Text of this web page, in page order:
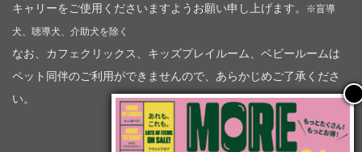
キャリーをご使用くださいますようお願い申し上げます。
※盲導
犬、聴導犬、介助犬を除く
なお、カフェクリックス、キッズプレイルーム、ベビールームは
ペット同伴のご利用ができませんので、あらかじめご了承くださ
い。